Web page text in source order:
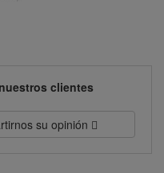
clientes
su opinión